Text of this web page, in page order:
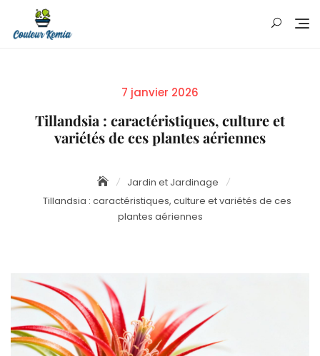
content
Posted
7 janvier 2026
Tillandsia : caractéristiques, culture et
variétés de ces plantes aériennes
Jardin et Jardinage
Tillandsia : caractéristiques, culture et variétés de ces
plantes aériennes